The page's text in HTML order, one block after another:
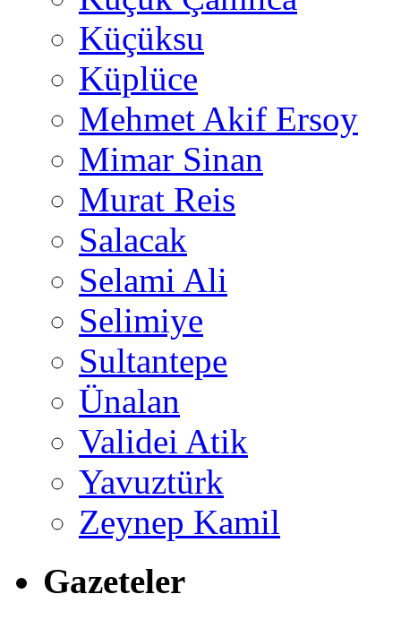
Küçüksu
Küplüce
Mehmet Akif Ersoy
Mimar Sinan
Murat Reis
Salacak
Selami Ali
Selimiye
Sultantepe
Ünalan
Validei Atik
Yavuztürk
Zeynep Kamil
Gazeteler